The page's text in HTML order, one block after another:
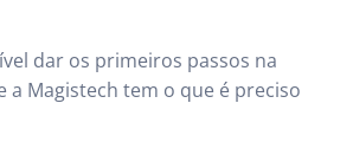
dar os primeiros passos na
a Magistech tem o que é preciso